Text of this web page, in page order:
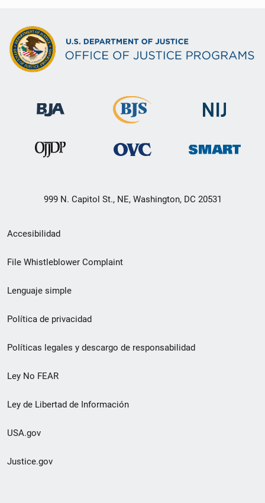
999 N. Capitol St., NE, Washington, DC 20531
Menú
de
de
pie
de
página
Accesibilidad
File Whistleblower Complaint
Lenguaje simple
Política de privacidad
Políticas legales y descargo de responsabilidad
Ley No FEAR
Ley de Libertad de Información
USA.gov
Justice.gov